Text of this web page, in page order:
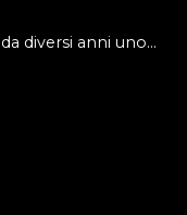
diversi anni uno…